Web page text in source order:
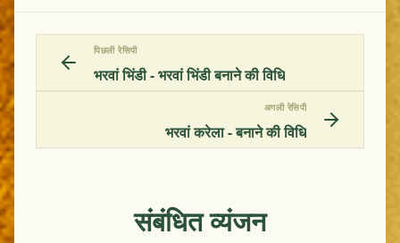
पिछली रेसिपी
भरवां भिंडी - भरवां भिंडी बनाने की विधि
अगली रेसिपी
भरवां करेला - बनाने की विधि
संबंधित व्यंजन